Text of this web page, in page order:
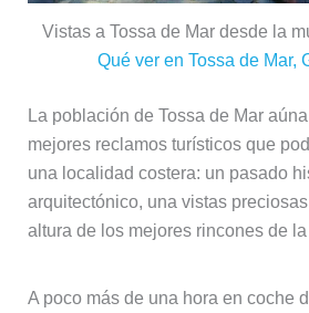
Vistas a Tossa de Mar desde la
Qué ver en Tossa de Mar,
La población de Tossa de Mar
mejores reclamos turísticos que
una localidad costera: un pasado
arquitectónico, una vistas
altura de los mejores rincones de
A poco más de una hora en coche